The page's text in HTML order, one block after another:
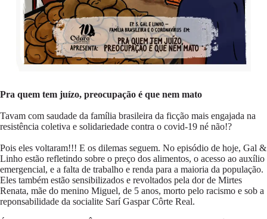
Pra quem tem juízo, preocupação é que nem mato
Tavam com saudade da família brasileira da ficção mais engajada na
resistência coletiva e solidariedade contra o covid-19 né não!?
Pois eles voltaram!!! E os dilemas seguem. No episódio de hoje, Gal &
Linho estão refletindo sobre o preço dos alimentos, o acesso ao auxílio
emergencial, e a falta de trabalho e renda para a maioria da população.
Eles também estão sensibilizados e revoltados pela dor de Mirtes
Renata, mãe do menino Miguel, de 5 anos, morto pelo racismo e sob a
reponsabilidade da socialite Sarí Gaspar Côrte Real.